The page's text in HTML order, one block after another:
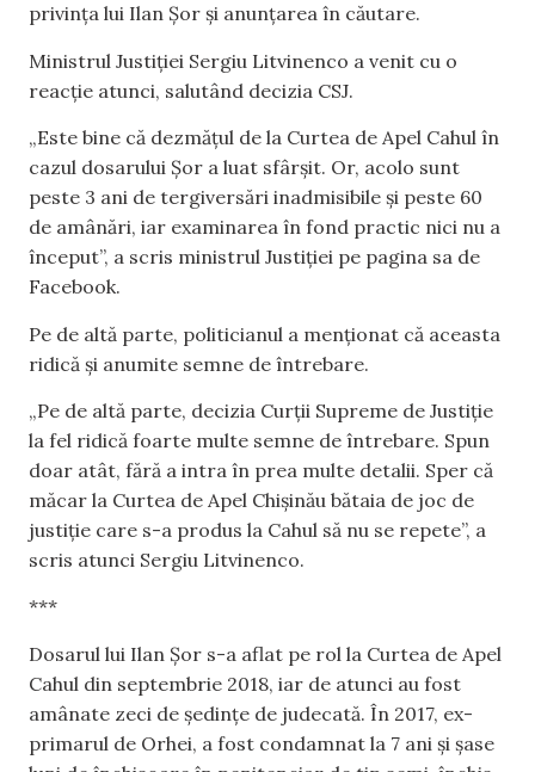
privința lui Ilan Șor și anunțarea în căutare.
Ministrul Justiției Sergiu Litvinenco a venit cu o
reacție atunci, salutând decizia CSJ.
„Este bine că dezmățul de la Curtea de Apel Cahul în
cazul dosarului Șor a luat sfârșit. Or, acolo sunt
peste 3 ani de tergiversări inadmisibile și peste 60
de amânări, iar examinarea în fond practic nici nu a
început”, a scris ministrul Justiției pe pagina sa de
Facebook.
Pe de altă parte, politicianul a menționat că aceasta
ridică și anumite semne de întrebare.
„Pe de altă parte, decizia Curții Supreme de Justiție
la fel ridică foarte multe semne de întrebare. Spun
doar atât, fără a intra în prea multe detalii. Sper că
măcar la Curtea de Apel Chișinău bătaia de joc de
justiție care s-a produs la Cahul să nu se repete”, a
scris atunci Sergiu Litvinenco.
***
Dosarul lui Ilan Șor s-a aflat pe rol la Curtea de Apel
Cahul din septembrie 2018, iar de atunci au fost
amânate zeci de ședințe de judecată. În 2017, ex-
primarul de Orhei, a fost condamnat la 7 ani și șase